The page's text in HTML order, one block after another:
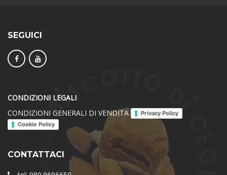
SEGUICI
CONDIZIONI LEGALI
CONDIZIONI GENERALI DI VENDITA
Privacy Policy
Cookie Policy
CONTATTACI